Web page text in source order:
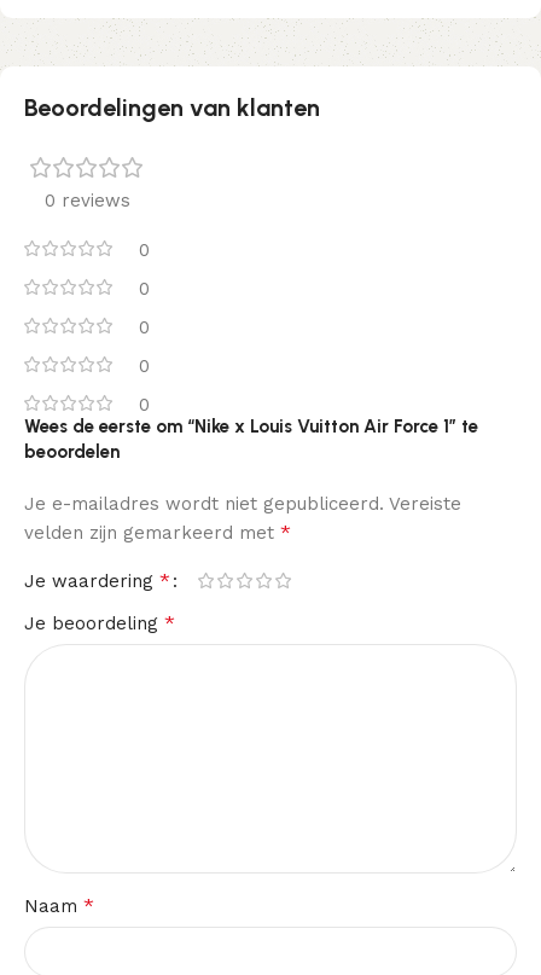
Beoordelingen van klanten
0 reviews
0
0
0
0
0
Wees de eerste om “Nike x Louis Vuitton Air Force 1” te
beoordelen
Je e-mailadres wordt niet gepubliceerd. Vereiste
velden zijn gemarkeerd met *
Je waardering *
Je beoordeling *
Naam *